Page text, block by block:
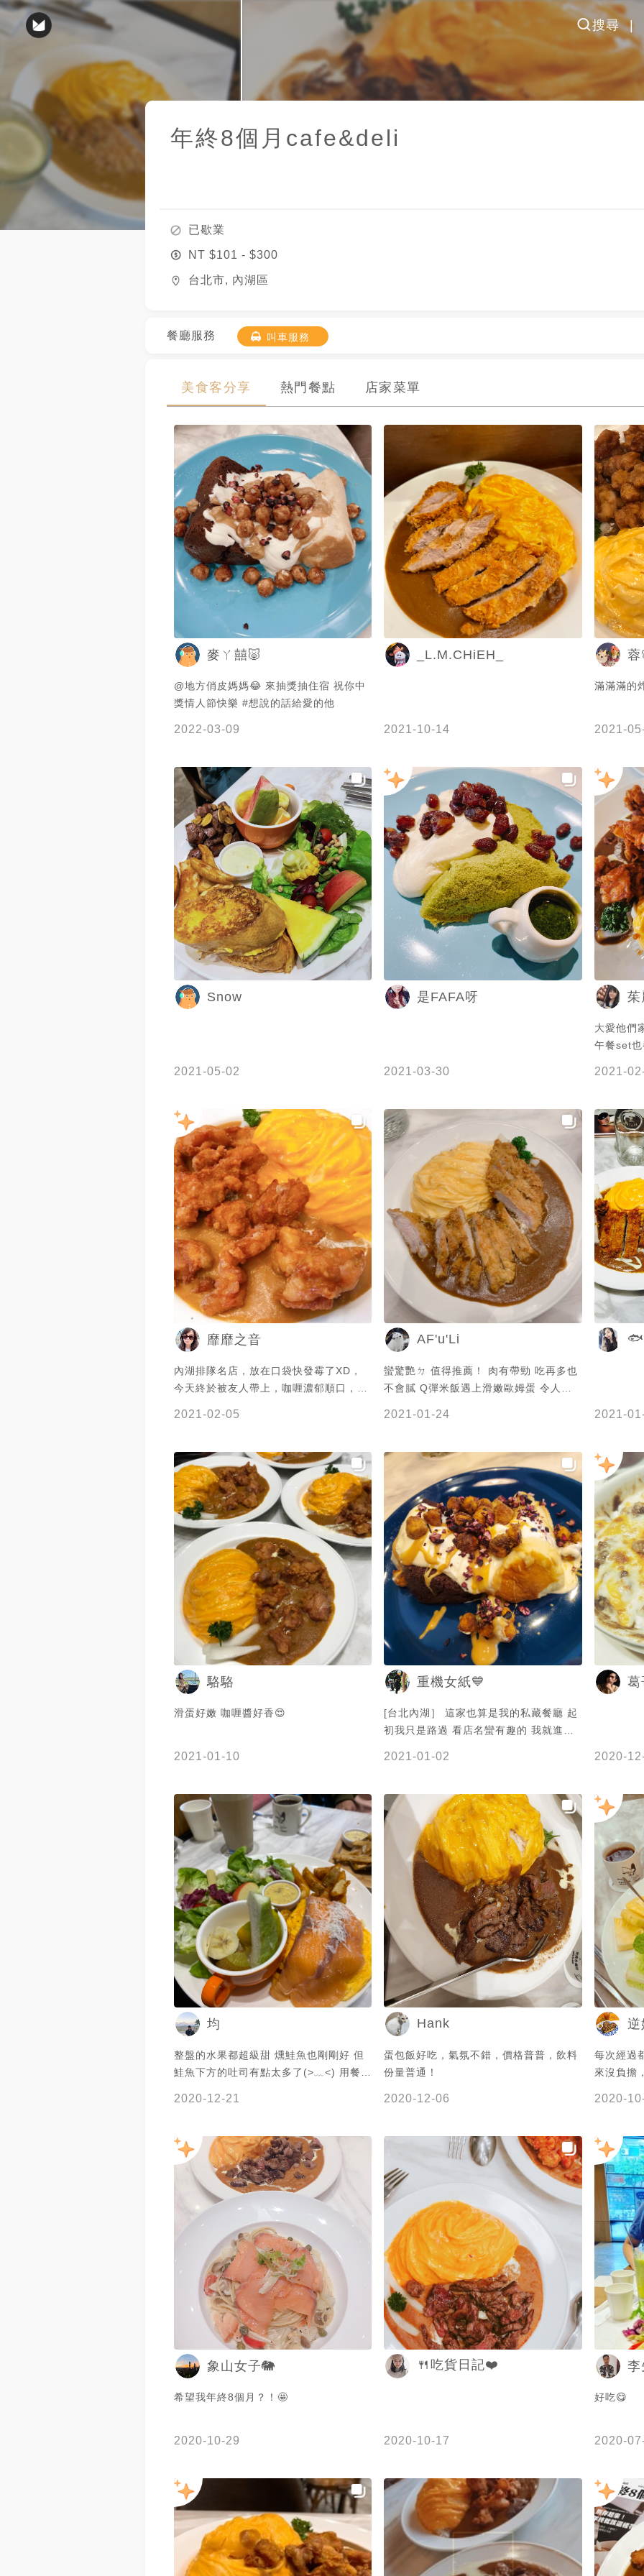
搜尋
年終8個月cafe&deli
已歇業
NT $101 - $300
台北市, 內湖區
餐廳服務 叫車服務
美食客分享 熱門餐點 店家菜單
麥ㄚ囍🐷
@地方俏皮媽媽😂 來抽獎抽住宿 祝你中
獎情人節快樂 #想說的話給愛的他
2022-03-09
_L.M.CHiEH_
2021-10-14
蓉
滿滿滿的
2021-
Snow
2021-05-02
是FAFA呀
2021-03-30
茱
大愛他們
午餐set
2021-
靡靡之音
內湖排隊名店，放在口袋快發霉了XD，
今天終於被友人帶上，咖喱濃郁順口，配
大推❤️
2021-02-05
AF'u'Li
蠻驚艷ㄉ 值得推薦！ 肉有帶勁 吃再多也
不會膩 Q彈米飯遇上滑嫩歐姆蛋 令人無
2021-01-24
🐟
2021-
駱駱
滑蛋好嫩 咖喱醬好香😍
2021-01-10
重機女紙💙
[台北內湖］ 這家也算是我的私藏餐廳 起
初我只是路過 看店名蠻有趣的 我就進去
姆蛋包飯」$240 他們家招牌應該屬咖喱
系列 咖喱不辣 是順口的咖喱 搭配半熟歐
姆蛋簡直是絕配 炸物的部分不會太油膩
炸雞內部鮮嫩多汁 很好吃！ 甜點部分要
看櫃上有什麼 但甜點也是可圈可點 下午
茶也很適合來這裡 整體評價⭐️⭐️⭐️⭐️ 以咖
喱來說 價位上偏高 甜點也是 但餐點很不
錯！
2021-01-02
葛
2020-
均
整盤的水果都超級甜 燻鮭魚也剛剛好 但
鮭魚下方的吐司有點太多了(>﹏<) 用餐環
2020-12-21
Hank
蛋包飯好吃，氣氛不錯，價格普普，飲料
份量普通！
2020-12-06
每次經過
來沒負擔
2020-
象山女子🐘
希望我年終8個月？！🤩
2020-10-29
🍴吃貨日記❤️
2020-10-17
李
好吃😋
2020-